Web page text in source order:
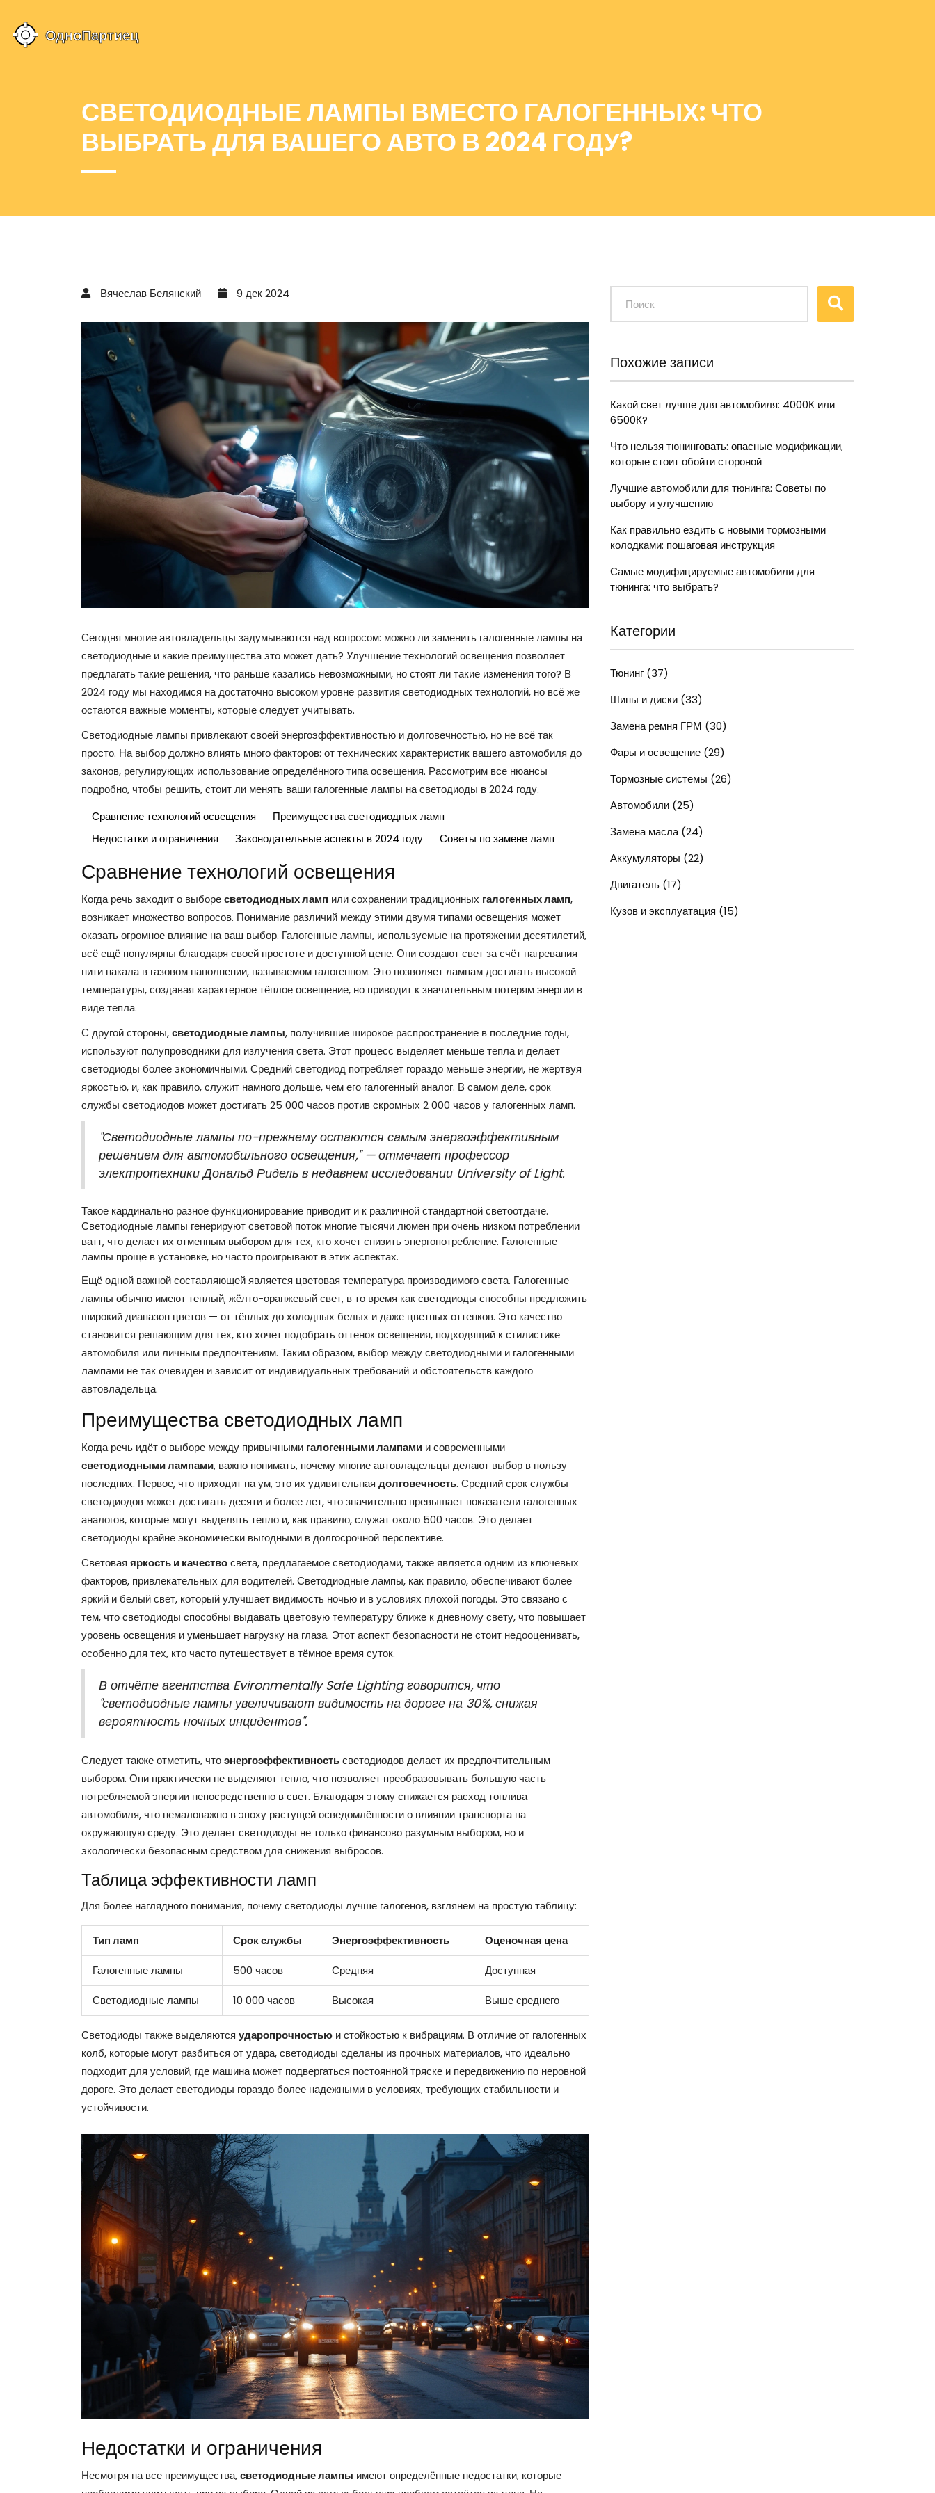
СВЕТОДИОДНЫЕ ЛАМПЫ ВМЕСТО ГАЛОГЕННЫХ: ЧТО
ВЫБРАТЬ ДЛЯ ВАШЕГО АВТО В 2024 ГОДУ?
Вячеслав Белянский 9 дек 2024
Сегодня многие автовладельцы задумываются над вопросом: можно ли заменить галогенные лампы на
светодиодные и какие преимущества это может дать? Улучшение технологий освещения позволяет
предлагать такие решения, что раньше казались невозможными, но стоят ли такие изменения того? В
2024 году мы находимся на достаточно высоком уровне развития светодиодных технологий, но всё же
остаются важные моменты, которые следует учитывать.
Светодиодные лампы привлекают своей энергоэффективностью и долговечностью, но не всё так
просто. На выбор должно влиять много факторов: от технических характеристик вашего автомобиля до
законов, регулирующих использование определённого типа освещения. Рассмотрим все нюансы
подробно, чтобы решить, стоит ли менять ваши галогенные лампы на светодиоды в 2024 году.
Сравнение технологий освещения
Преимущества светодиодных ламп
Недостатки и ограничения
Законодательные аспекты в 2024 году Советы по замене ламп
Сравнение технологий освещения
Когда речь заходит о выборесветодиодных ламп или сохранении традиционных галогенных ламп,
возникает множество вопросов. Понимание различий между этими двумя типами освещения может
оказать огромное влияние на ваш выбор. Галогенные лампы, используемые на протяжении десятилетий,
всё ещё популярны благодаря своей простоте и доступной цене. Они создают свет за счёт нагревания
нити накала в газовом наполнении, называемом галогенном. Это позволяет лампам достигать высокой
температуры, создавая характерное тёплое освещение, но приводит к значительным потерям энергии в
виде тепла.
С другой стороны,светодиодные лампы, получившие широкое распространение в последние годы,
используют полупроводники для излучения света. Этот процесс выделяет меньше тепла и делает
светодиоды более экономичными. Средний светодиод потребляет гораздо меньше энергии, не жертвуя
яркостью, и, как правило, служит намного дольше, чем его галогенный аналог. В самом деле, срок
службы светодиодов может достигать 25 000 часов против скромных 2 000 часов у галогенных ламп.
"Светодиодные лампы по-прежнему остаются самым энергоэффективным
решением для автомобильного освещения," — отмечает профессор
электротехники Дональд Ридель в недавнем исследовании University of Light.
Такое кардинально разное функционирование приводит и к различной стандартной светоотдаче.
Светодиодные лампы генерируют световой поток многие тысячи люмен при очень низком потреблении
ватт, что делает их отменным выбором для тех, кто хочет снизить энергопотребление. Галогенные
лампы проще в установке, но часто проигрывают в этих аспектах.
Ещё одной важной составляющей является цветовая температура производимого света. Галогенные
лампы обычно имеют теплый, жёлто-оранжевый свет, в то время как светодиоды способны предложить
широкий диапазон цветов — от тёплых до холодных белых и даже цветных оттенков. Это качество
становится решающим для тех, кто хочет подобрать оттенок освещения, подходящий к стилистике
автомобиля или личным предпочтениям. Таким образом, выбор между светодиодными и галогенными
лампами не так очевиден и зависит от индивидуальных требований и обстоятельств каждого
автовладельца.
Преимущества светодиодных ламп
Когда речь идёт о выборе между привычными галогенными лампами и современными
светодиодными лампами, важно понимать, почему многие автовладельцы делают выбор в пользу
последних. Первое, что приходит на ум, это их удивительная долговечность. Средний срок службы
светодиодов может достигать десяти и более лет, что значительно превышает показатели галогенных
аналогов, которые могут выделять тепло и, как правило, служат около 500 часов. Это делает
светодиоды крайне экономически выгодными в долгосрочной перспективе.
Световая яркость и качествосвета, предлагаемое светодиодами, также является одним из ключевых
факторов, привлекательных для водителей. Светодиодные лампы, как правило, обеспечивают более
яркий и белый свет, который улучшает видимость ночью и в условиях плохой погоды. Это связано с
тем, что светодиоды способны выдавать цветовую температуру ближе к дневному свету, что повышает
уровень освещения и уменьшает нагрузку на глаза. Этот аспект безопасности не стоит недооценивать,
особенно для тех, кто часто путешествует в тёмное время суток.
В отчёте агентства Evironmentally Safe Lighting говорится, что
"светодиодные лампы увеличивают видимость на дороге на 30%, снижая
вероятность ночных инцидентов".
Следует также отметить, чтоэнергоэффективностьсветодиодов делает их предпочтительным
выбором. Они практически не выделяют тепло, что позволяет преобразовывать большую часть
потребляемой энергии непосредственно в свет. Благодаря этому снижается расход топлива
автомобиля, что немаловажно в эпоху растущей осведомлённости о влиянии транспорта на
окружающую среду. Это делает светодиоды не только финансово разумным выбором, но и
экологически безопасным средством для снижения выбросов.
Таблица эффективности ламп
Для более наглядного понимания, почему светодиоды лучше галогенов, взглянем на простую таблицу:
Тип ламп Срок службы Энергоэффективность Оценочная цена
Галогенные лампы 500 часов Средняя Доступная
Светодиодные лампы 10 000 часов Высокая Выше среднего
Светодиоды также выделяются ударопрочностью и стойкостью к вибрациям. В отличие от галогенных
колб, которые могут разбиться от удара, светодиоды сделаны из прочных материалов, что идеально
подходит для условий, где машина может подвергаться постоянной тряске и передвижению по неровной
дороге. Это делает светодиоды гораздо более надежными в условиях, требующих стабильности и
устойчивости.
Недостатки и ограничения
Несмотря на все преимущества,светодиодные лампы имеют определённые недостатки, которые
Похожие записи
Какой свет лучше для автомобиля: 4000К или
6500К?
Что нельзя тюнинговать: опасные модификации,
которые стоит обойти стороной
Лучшие автомобили для тюнинга: Советы по
выбору и улучшению
Как правильно ездить с новыми тормозными
колодками: пошаговая инструкция
Самые модифицируемые автомобили для
тюнинга: что выбрать?
Категории
Тюнинг (37)
Шины и диски (33)
Замена ремня ГРМ (30)
Фары и освещение (29)
Тормозные системы (26)
Автомобили (25)
Замена масла(24)
Аккумуляторы (22)
Двигатель (17)
Кузов и эксплуатация (15)